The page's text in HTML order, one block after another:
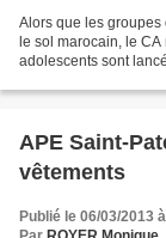
Alors que les
le sol marocain, le
adolescents sont
APE Saint-
vêtements
Publié le 06/03/2013